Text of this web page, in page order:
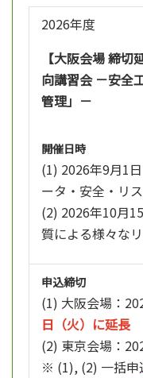
2026年度
【大阪会場 締
向講習会 －安全
管理」－
開催日時
(1) 2026年9月1
ータ・安全・リス
(2) 2026年10月
質による様々なリ
申込締切
(1) 大阪会場：
日（火）に延長
(2) 東京会場：
※ (1), (2) 一括申